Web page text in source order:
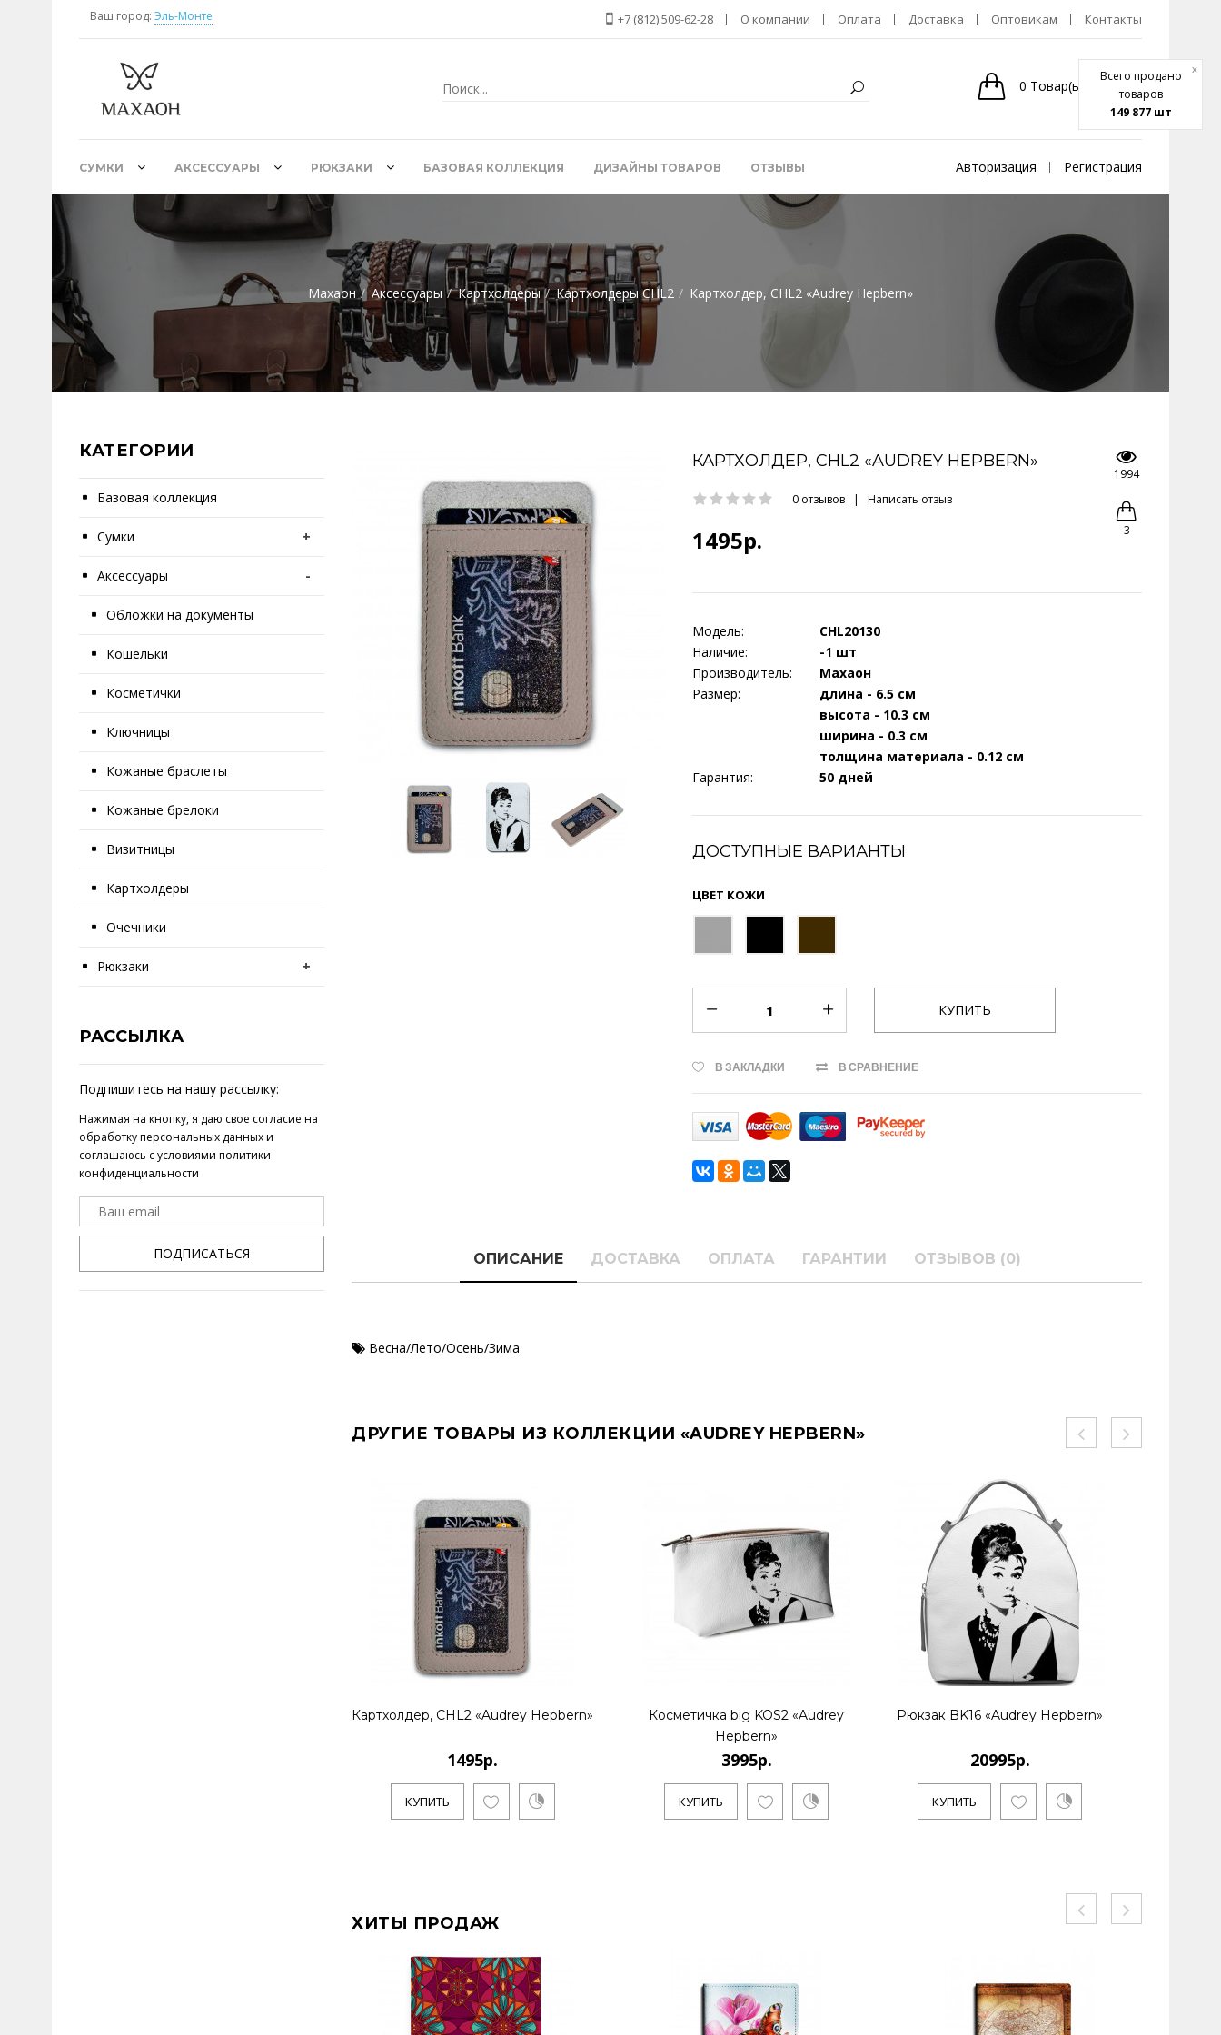
Всего продано
товаров
149 877 шт
x
Ваш город: Эль-Монте +7 (812) 509-62-28 О компании Оплата Доставка Оптовикам Контакты
0 Товар(ы) 0р.
СУМКИ АКСЕССУАРЫ РЮКЗАКИ БАЗОВАЯ КОЛЛЕКЦИЯ ДИЗАЙНЫ ТОВАРОВ ОТЗЫВЫ Авторизация Регистрация
Махаон Аксессуары Картхолдеры Картхолдеры CHL2 Картхолдер, CHL2 «Audrey Hepbern»
КАТЕГОРИИ
Базовая коллекция
Сумки +
Аксессуары -
Обложки на документы
Кошельки
Косметички
Ключницы
Кожаные браслеты
Кожаные брелоки
Визитницы
Картхолдеры
Очечники
Рюкзаки +
РАССЫЛКА
Подпишитесь на нашу рассылку:
Нажимая на кнопку, я даю свое согласие на
обработку персональных данныхи
соглашаюсь с условиями политики
конфиденциальности
ПОДПИСАТЬСЯ
КАРТХОЛДЕР, CHL2 «AUDREY HEPBERN»
0 отзывов | Написать отзыв
1495р.
1994
3
Модель:
CHL20130
Наличие:
-1 шт
Производитель:
Махаон
Размер:
длина - 6.5 см
высота - 10.3 см
ширина - 0.3 см
толщина материала - 0.12 см
Гарантия:
50 дней
ДОСТУПНЫЕ ВАРИАНТЫ
ЦВЕТ КОЖИ
В ЗАКЛАДКИ В СРАВНЕНИЕ
ОПИСАНИЕ ДОСТАВКА ОПЛАТА ГАРАНТИИ ОТЗЫВОВ (0)
Весна/Лето/Осень/Зима
ДРУГИЕ ТОВАРЫ ИЗ КОЛЛЕКЦИИ «AUDREY HEPBERN»
Картхолдер, CHL2 «Audrey Hepbern»
1495р.
КУПИТЬ
Косметичка big KOS2 «Audrey
Hepbern»
3995р.
КУПИТЬ
Рюкзак BK16 «Audrey Hepbern»
20995р.
КУПИТЬ
ХИТЫ ПРОДАЖ